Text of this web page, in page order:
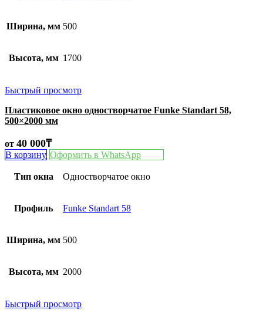
Ширина, мм 500
Высота, мм 1700
Быстрый просмотр
Пластиковое окно одностворчатое Funke Standart 58,
500×2000 мм
от 40 000₸
В корзину Оформить в WhatsApp
Тип окна Одностворчатое окно
Профиль Funke Standart 58
Ширина, мм 500
Высота, мм 2000
Быстрый просмотр